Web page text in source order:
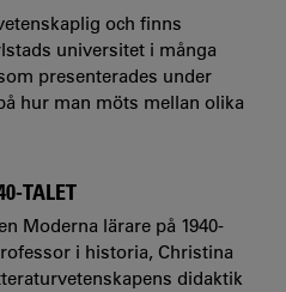
och finns
universitet i många
presenterades under
hur man möts mellan olika
TALET
Moderna lärare på 1940-
i historia, Christina
didaktik